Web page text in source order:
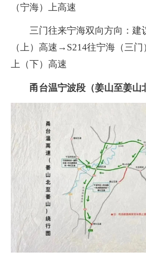
（宁海）上高速
三门往来宁海双向方向：建
（上）高速→S214往宁海（三
上（下）高速
甬台温宁波段（姜山至姜山